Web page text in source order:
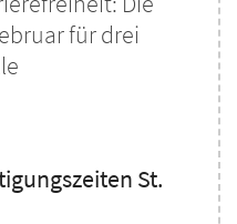
für drei
St.